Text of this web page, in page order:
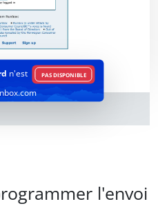
n'est PAS DISPONIBLE
l'envoi